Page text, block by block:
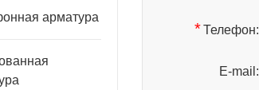
арматура
*Телефон:
E-mail: